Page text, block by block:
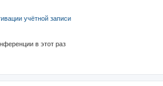
учётной записи
в этот раз